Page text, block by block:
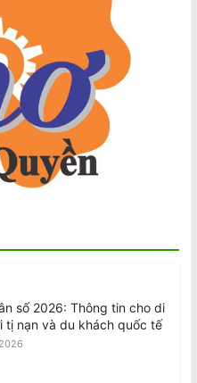
số 2026: Thông tin cho di
tị nạn và du khách quốc tế